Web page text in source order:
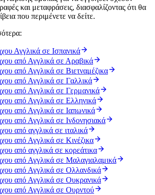
και μεταφράσεις, διασφαλίζοντας ότι θα
που περιμένετε να δείτε.
Αγγλικά σε Ισπανικά
από Αγγλικά σε Αραβικά
από Αγγλικά σε Βιετναμέζικα
από Αγγλικά σε Γαλλικά
από Αγγλικά σε Γερμανικά
από Αγγλικά σε Ελληνικά
από Αγγλικά σε Ιαπωνικά
από Αγγλικά σε Ινδονησιακά
από αγγλικά σε ιταλικά
από Αγγλικά σε Κινέζικα
από αγγλικά σε κορεάτικα
από Αγγλικά σε Μαλαγιαλαμικά
από Αγγλικά σε Ολλανδικά
από Αγγλικά σε Ουκρανικά
από Αγγλικά σε Ουρντού